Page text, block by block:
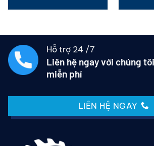
Hỗ trợ 24 /7
Liên hệ ngay với chúng
miễn phí
LIÊN HỆ NGAY